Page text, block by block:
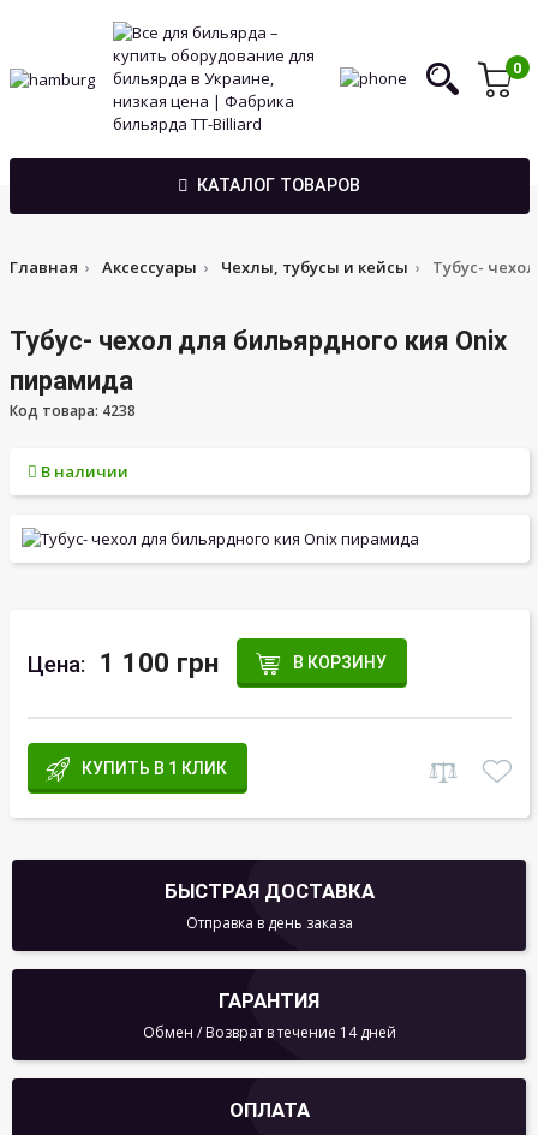
0
КАТАЛОГ ТОВАРОВ
Главная Аксессуары Чехлы, тубусы и кейсы Тубус-
Тубус- чехол для бильярдного кия Onix
пирамида
Код товара: 4238
В наличии
Цена: 1 100 грн В КОРЗИНУ
КУПИТЬ В 1 КЛИК
БЫСТРАЯ ДОСТАВКА
Отправка в день заказа
ГАРАНТИЯ
Обмен / Возврат в течение 14 дней
ОПЛАТА